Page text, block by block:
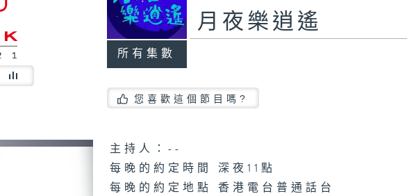
所有集數
月夜樂逍遙
您喜歡這個節目嗎?
主持人：--
每晚的約定時間 深夜11點
每晚的約定地點 香港電台普通話台